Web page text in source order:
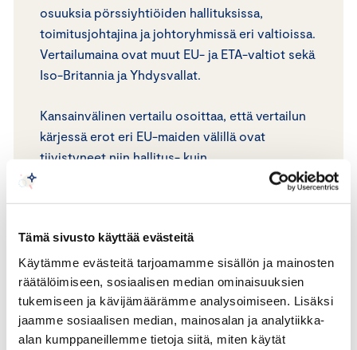
Tämä sivusto käyttää evästeitä
Käytämme evästeitä tarjoamamme sisällön ja mainosten
räätälöimiseen, sosiaalisen median ominaisuuksien
tukemiseen ja kävijämäärämme analysoimiseen. Lisäksi
jaamme sosiaalisen median, mainosalan ja analytiikka-
alan kumppaneillemme tietoja siitä, miten käytät
osuuksia pörssiyhtiöiden hallituksissa,
toimitusjohtajina ja johtoryhmissä eri valtioissa.
Vertailumaina ovat muut EU- ja ETA-valtiot sekä
Iso-Britannia ja Yhdysvallat.
Kansainvälinen vertailu osoittaa, että vertailun
kärjessä erot eri EU-maiden välillä ovat
tiivistyneet niin hallitus- kuin